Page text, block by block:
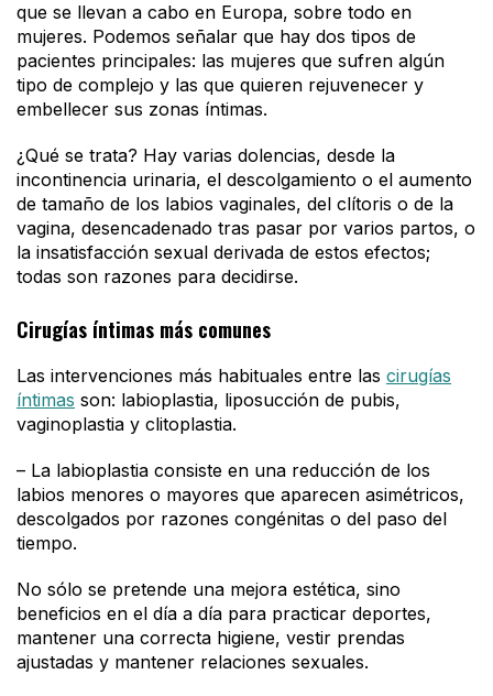
que se llevan a cabo en Europa, sobre todo en
mujeres. Podemos señalar que hay dos tipos de
pacientes principales: las mujeres que sufren algún
tipo de complejo y las que quieren rejuvenecer y
embellecer sus zonas íntimas.
¿Qué se trata? Hay varias dolencias, desde la
incontinencia urinaria, el descolgamiento o el aumento
de tamaño de los labios vaginales, del clítoris o de la
vagina, desencadenado tras pasar por varios partos, o
la insatisfacción sexual derivada de estos efectos;
todas son razones para decidirse.
Cirugías íntimas más comunes
Las intervenciones más habituales entre las cirugías
íntimas son: labioplastia, liposucción de pubis,
vaginoplastia y clitoplastia.
– La labioplastia consiste en una reducción de los
labios menores o mayores que aparecen asimétricos,
descolgados por razones congénitas o del paso del
tiempo.
No sólo se pretende una mejora estética, sino
beneficios en el día a día para practicar deportes,
mantener una correcta higiene, vestir prendas
ajustadas y mantener relaciones sexuales.